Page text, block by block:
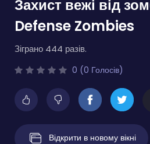
Захист вежі від
Defense Zombies
Зіграно 444 разів.
0 (0 Голосів)
Відкрити в новому вікні